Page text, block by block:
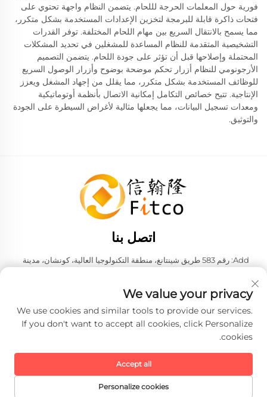
فورية حول المعلمات الحرجة لللحام. يتضمن النظام واجهة تحتوي على
فتحات ذاكرة قابلة للبرمجة لتخزين الإعدادات المستخدمة بشكل متكرر،
مما يسمح بالانتقال السريع بين مهام اللحام المختلفة. توفر القدرات
التشخيصية المتقدمة للنظام المساعدة للمشغلين في تحديد المشكلات
المحتملة وإصلاحها قبل أن تؤثر على جودة اللحام. يتضمن التصميم
الأرجونومي للنظام أزرار تحكم موضحة بوضوح وأزرار الوصول السريع
للوظائف المستخدمة بشكل متكرر، مما يقلل من إجهاد المشغل ويعزز
الإنتاجية. تتيح خصائص التكامل إمكانية الاتصال بأنظمة أوتوماتيكية
ومعدات تسجيل البيانات، مما يجعلها مثالية لأغراض السيطرة على الجودة
والتوثيق.
اتصل بنا
Add: رقم 583 طريق شينتانغ، منطقة التكنولوجيا العالية، كونشان، مدينة
هاتف: +86-137 6186 0079
البريد الإلكتروني:[email protected]
المحدودة. جميع الحقوق محفوظة. -
We value your privacy
We use cookies and similar tools to provide our services.
If you don't want to accept all cookies, click Personalize
cookies.
Personalize cookies
Accept all